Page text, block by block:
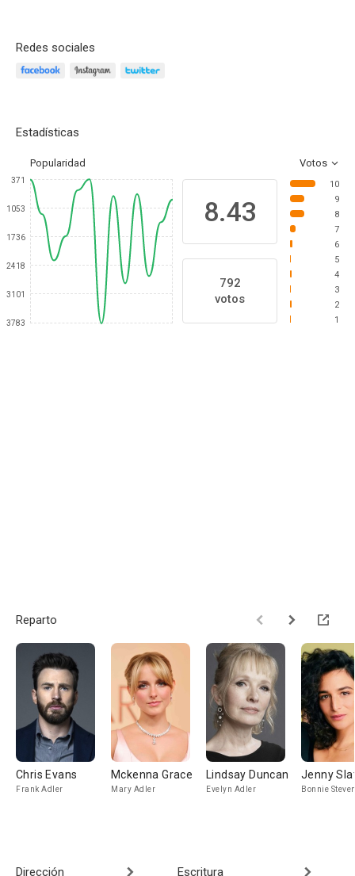
Redes sociales
Estadísticas
Popularidad Votos
371
1053
1736
2418
3101
3783
8.43
792
votos
10
9
8
7
6
5
4
3
2
1
Reparto
Chris Evans
Frank Adler
Mckenna Grace
Mary Adler
Lindsay Duncan
Evelyn Adler
Jenny
Bonnie
Dirección Escritura